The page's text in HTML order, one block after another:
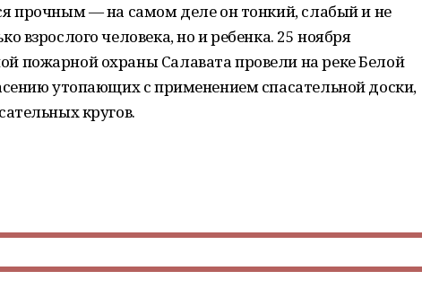
прочным — на самом деле он тонкий, слабый и не
взрослого человека, но и ребенка. 25 ноября
пожарной охраны Салавата провели на реке Белой
утопающих с применением спасательной доски,
кругов.